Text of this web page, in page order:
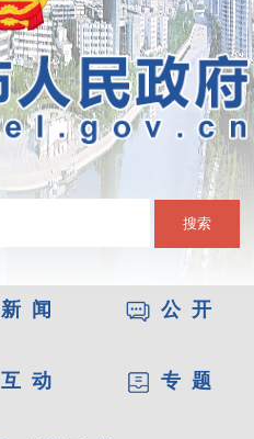
搜索
新 闻 公 开
互 动 专 题